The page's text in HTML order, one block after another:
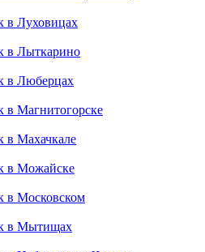
в Луховицах
в Лыткарино
в Люберцах
в Магнитогорске
в Махачкале
в Можайске
в Московском
в Мытищах